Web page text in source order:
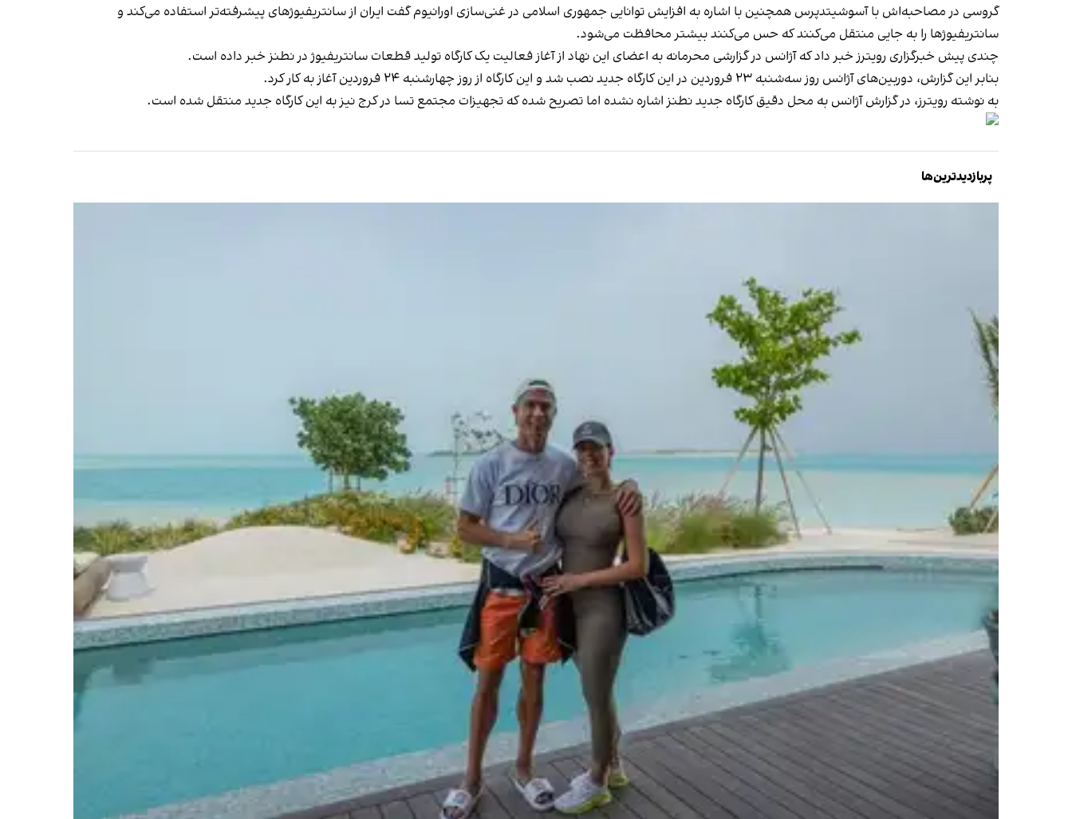
گروسی در مصاحبه‌اش با آسوشیتدپرس همچنین با اشاره به افزایش توانایی جمهوری اسلامی در غنی‌سازی اورانیوم گفت ایران از سانتریفیوژهای پیشرفته‌تر استفاده می‌کند و
سانتریفیوژها را به جایی منتقل می‌کنند که حس می‌کنند بیشتر محافظت می‌شود.
چندی پیش خبرگزاری رویترز خبر داد که آژانس در گزارشی محرمانه به اعضای این نهاد از آغاز فعالیت یک کارگاه تولید قطعات سانتریفیوژ در نطنز خبر داده است.
بنابر این گزارش، دوربین‌های آژانس روز سه‌شنبه ۲۳ فروردین در این کارگاه جدید نصب شد و این کارگاه از روز چهارشنبه ۲۴ فروردین آغاز به کار کرد.
به نوشته رویترز، در گزارش آژانس به محل دقیق کارگاه جدید نطنز اشاره نشده اما تصریح شده که تجهیزات مجتمع تسا در کرج نیز به این کارگاه جدید منتقل شده است.
پربازدیدترین‌ها